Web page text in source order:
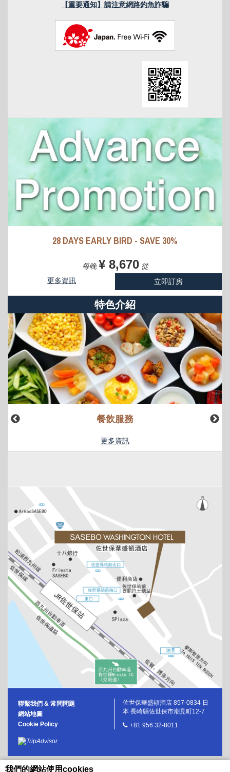
我們的網站使用cookies
【重要通知】請注意網路釣魚詐騙
28 DAYS EARLY BIRD - SAVE 30%
每晚 ¥ 8,670從
更多資訊
立即訂房
特色介紹
餐飲服務
更多資訊
聯繫我們 & 常問問題
網站地圖
Cookie Policy
佐世保華盛頓酒店 857-0834 日
本 長崎縣佐世保市潮見町12-7
+81 956 32-8011